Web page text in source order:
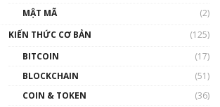
MẬT MÃ
(2)
KIẾN THỨC CƠ BẢN
(125)
BITCOIN
(17)
BLOCKCHAIN
(51)
COIN & TOKEN
(36)